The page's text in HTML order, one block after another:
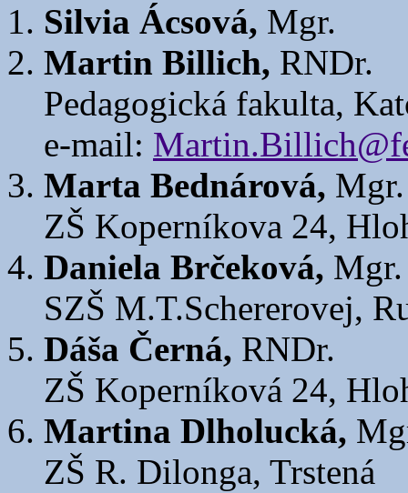
Silvia Ácsová, Mgr.
Martin Billich, RNDr.
Pedagogická fakulta,
e-mail:
Marta Bednárová, Mgr.
ZŠ Koperníkova 24,
Daniela Brčeková, Mgr.
SZŠ M.T.Schererovej,
Dáša Černá, RNDr.
ZŠ Koperníková 24,
Martina Dlholucká,
ZŠ R. Dilonga, Trstená